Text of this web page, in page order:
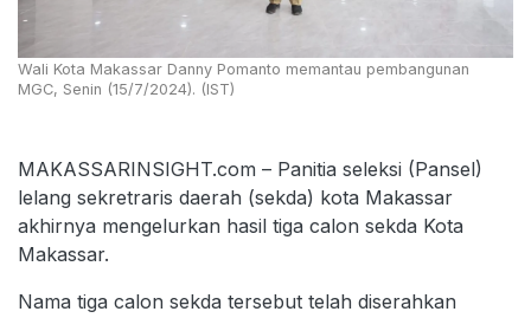
Wali Kota Makassar Danny Pomanto memantau pembangunan
MGC, Senin (15/7/2024). (IST)
MAKASSARINSIGHT.com – Panitia seleksi (Pansel)
lelang sekretraris daerah (sekda) kota Makassar
akhirnya mengelurkan hasil tiga calon sekda Kota
Makassar.
Nama tiga calon sekda tersebut telah diserahkan